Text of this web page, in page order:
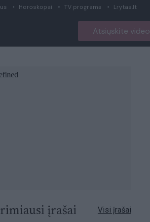
Horoskopai TV programa Lrytas.lt
Atsiųskite video
įrašai Visi įrašai